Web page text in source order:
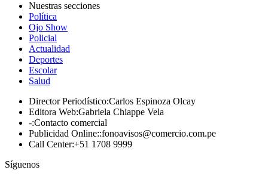
Nuestras secciones
Política
Ojo Show
Policial
Actualidad
Deportes
Escolar
Salud
Director Periodístico:Carlos Espinoza Olcay
Editora Web:Gabriela Chiappe Vela
-:Contacto comercial
Publicidad Online::fonoavisos@comercio.com.pe
Call Center:+51 1708 9999
Síguenos